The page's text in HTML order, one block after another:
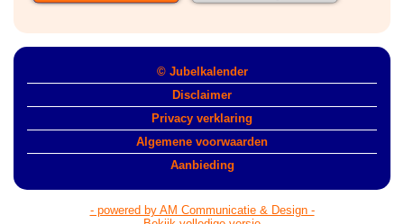
© Jubelkalender
Disclaimer
Privacy verklaring
Algemene voorwaarden
Aanbieding
- powered by AM Communicatie & Design -